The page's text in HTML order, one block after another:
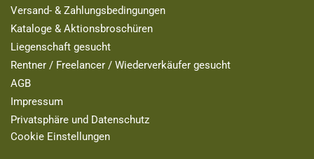
Versand- & Zahlungsbedingungen
Kataloge & Aktionsbroschüren
Liegenschaft gesucht
Rentner / Freelancer / Wiederverkäufer gesucht
AGB
Impressum
Privatsphäre und Datenschutz
Cookie Einstellungen